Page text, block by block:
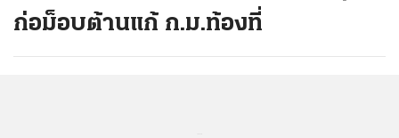
ก่อม็อบต้านแก้ ก.ม.ท้องที่